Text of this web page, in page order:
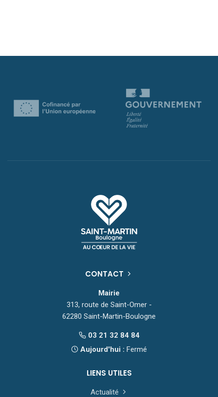
CONTACT
Mairie
313, route de Saint-Omer -
62280 Saint-Martin-Boulogne
03 21 32 84 84
Aujourd'hui : Fermé
LIENS UTILES
Actualité